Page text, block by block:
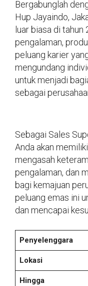
Bergabunglah
Hup Jayaindo,
luar biasa di tahun
pengalaman,
peluang karier
mengundang
untuk menjadi
sebagai
Sebagai Sales
Anda akan
mengasah
pengalaman, dan
bagi kemajuan
peluang emas ini
dan mencapai
Penyelenggara
Lokasi
Hingga